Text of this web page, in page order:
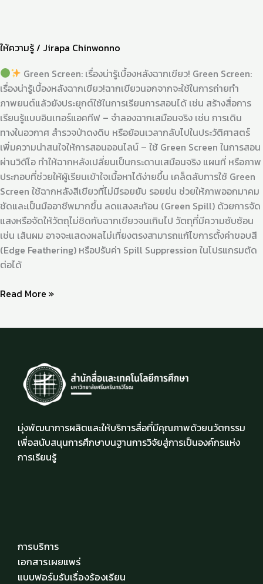
ให้ความรู้/ Jirapa Chinwonno
Green Screen: เรื่องน่ารู้เบื้องหลังฉากเขียว! Green Screen:
เรื่องน่ารู้เบื้องหลังฉากเขียว!ฉากเขียวนอกจากจะใช้ในการถ่ายทำ
ภาพยนต์แล้วยังประยุกต์ใช้ในการเรียนการสอนได้ เช่น สร้างสื่อการ
เรียนรู้แบบอินเทอร์แอคทีฟ – จำลองฉากเสมือนจริง เช่น การเดิน
ทางในอวกาศ สำรวจป่าดงดิบ หรือย้อนเวลากลับไปในประวัติศาสตร์
เพิ่มความน่าสนใจให้การสอนออนไลน์ – ใช้ Green Screen ในการสอน
ผ่านวิดีโอ ทำให้ฉากหลังเปลี่ยนเป็นกระดานเสมือนจริง แผนที่ หรือภาพ
ประกอบที่ช่วยให้ผู้เรียนเข้าใจเนื้อหาได้ง่ายขึ้น เคล็ดลับการใช้ Green
Screen ใช้ฉากหลังสีเขียวที่ไม่มีรอยยับ รอยย่น ช่วยให้ภาพออกมาคม
ชัดและเป็นมืออาชีพมากขึ้น ลดแสงสะท้อน (Green Spill) ด้วยการจัด
แสงหรือจัดให้วัตถุไม่ชิดกับฉากเขียวจนเกินไป วัตถุที่มีความซับซ้อน
เช่น เส้นผม อาจจะแสดงผลไม่เที่ยงตรงสามารถแก้ไขการตั้งค่าขอบสี
(Edge Feathering) หรือปรับค่า Spill Suppression ในโปรแกรมตัด
ต่อได้
Read More »
มุ่งพัฒนาการผลิตและให้บริการสื่อที่มีคุณภาพด้วยนวัตกรรม
เพื่อสนับสนุนการศึกษาบนฐานการวิจัยสู่การเป็นองค์กรแห่ง
การเรียนรู้
การบริการ
เอกสารเผยแพร่
แบบฟอร์มรับเรื่องร้องเรียน